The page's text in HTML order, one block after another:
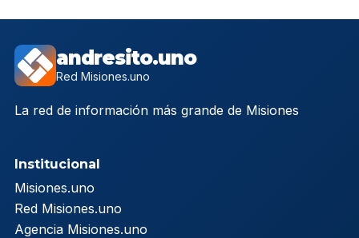
andresito.uno
Red Misiones.uno
La red de información más grande de Misiones
Institucional
Misiones.uno
Red Misiones.uno
Agencia Misiones.uno